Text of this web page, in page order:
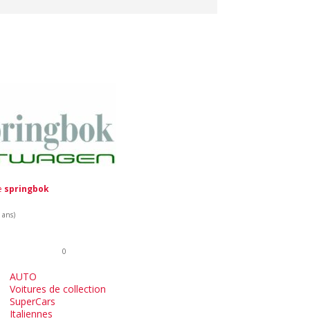
springbok
0
AUTO
Voitures de collection
SuperCars
Italiennes